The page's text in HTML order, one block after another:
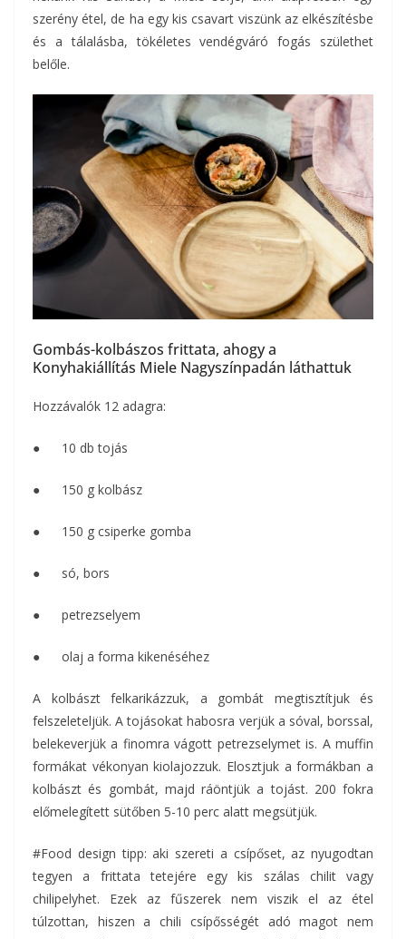
szerény étel, de ha egy kis csavart viszünk az elkészítésbe
és a tálalásba, tökéletes vendégváró fogás születhet
belőle.
Gombás-kolbászos frittata, ahogy a
Konyhakiállítás Miele Nagyszínpadán láthattuk
Hozzávalók 12 adagra:
● 10 db tojás
● 150 g kolbász
● 150 g csiperke gomba
● só, bors
● petrezselyem
● olaj a forma kikenéséhez
A kolbászt felkarikázzuk, a gombát megtisztítjuk és
felszeleteljük. A tojásokat habosra verjük a sóval, borssal,
belekeverjük a finomra vágott petrezselymet is. A muffin
formákat vékonyan kiolajozzuk. Elosztjuk a formákban a
kolbászt és gombát, majd ráöntjük a tojást. 200 fokra
előmelegített sütőben 5-10 perc alatt megsütjük.
#Food design tipp: aki szereti a csípőset, az nyugodtan
tegyen a frittata tetejére egy kis szálas chilit vagy
chilipelyhet. Ezek az fűszerek nem viszik el az étel
túlzottan, hiszen a chili csípősségét adó magot nem